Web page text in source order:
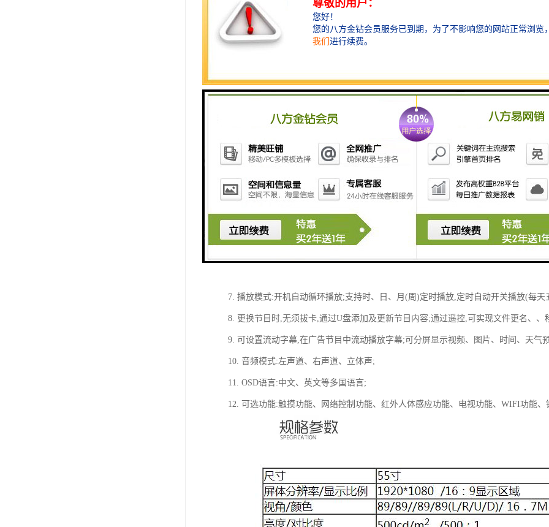
产品介绍：
2. 内置2G内存,多种款式可供选择;
3. 支持CF卡播放加密功能;
4. 兼容记忆卡:CF\SD\USB2.0;
7. 播放模式:开机自动循环播放;支持时、日、月(周)定时播放,定时自动开关播放(每
8. 更换节目时,无须拔卡,通过U盘添加及更新节目内容;通过遥控,可实现文件更名、、
9. 可设置流动字幕,在广告节目中流动播放字幕;可分屏显示视频、图片、时间、天气
10. 音频模式:左声道、右声道、立体声;
11. OSD语言:中文、英文等多国语言;
12. 可选功能:触摸功能、网络控制功能、红外人体感应功能、电视功能、WIFI功能、